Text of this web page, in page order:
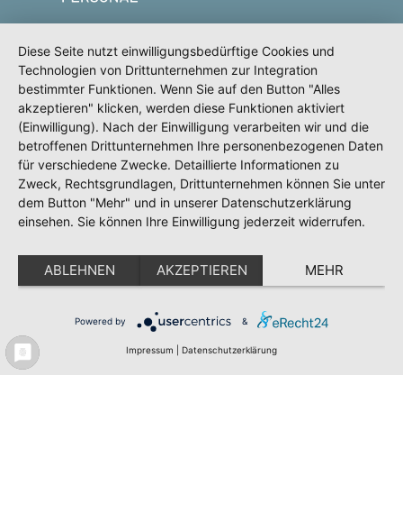
Meldeportal Test
Impressum
Datenschutz
Erklärung zur Barrierefreiheit
Diese Seite nutzt einwilligungsbedürftige Cookies und
Technologien von Drittunternehmen zur Integration
bestimmter Funktionen. Wenn Sie auf den Button "Alles
akzeptieren" klicken, werden diese Funktionen aktiviert
(Einwilligung). Nach der Einwilligung verarbeiten wir und die
betroffenen Drittunternehmen Ihre personenbezogenen Daten
für verschiedene Zwecke. Detaillierte Informationen zu
Zweck, Rechtsgrundlagen, Drittunternehmen können Sie unter
dem Button "Mehr" und in unserer Datenschutzerklärung
einsehen. Sie können Ihre Einwilligung jederzeit widerrufen.
ABLEHNEN AKZEPTIEREN MEHR
Powered by &
Impressum Datenschutzerklärung